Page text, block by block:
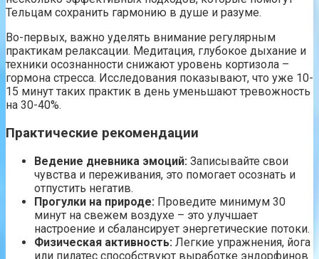
Тельцам сохранить гармонию в душе и разуме.
Во-первых, важно уделять внимание регулярным
практикам релаксации. Медитация, глубокое дыхание и
техники осознанности снижают уровень кортизола –
гормона стресса. Исследования показывают, что уже 10-
15 минут таких практик в день уменьшают тревожность
на 30-40%.
Практические рекомендации
Ведение дневника эмоций: Записывайте свои
чувства и переживания, это помогает осознать и
отпустить негатив.
Прогулки на природе: Проведите минимум 30
минут на свежем воздухе – это улучшает
настроение и сбалансирует энергетические потоки.
Физическая активность: Легкие упражнения, йога
или пилатес способствуют выработке эндорфинов